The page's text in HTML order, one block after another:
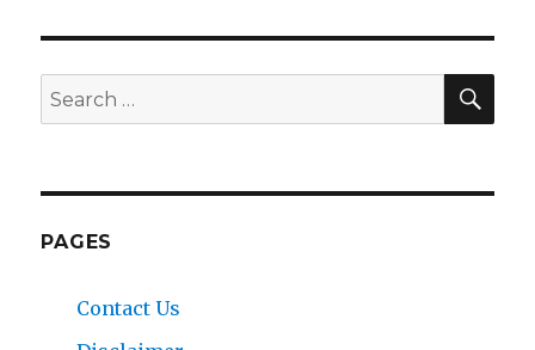
Search
for:
PAGES
Contact Us